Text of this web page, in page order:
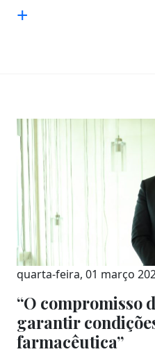
+
quarta-feira, 01 março
“O compromisso
garantir
farmacêutica”